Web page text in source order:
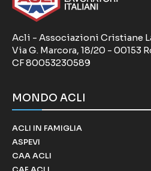
Acli - Associazioni Cristiane
Via G. Marcora, 18/20 - 00153
CF 80053230589
MONDO ACLI
ACLI IN FAMIGLIA
ASPEVI
CAA ACLI